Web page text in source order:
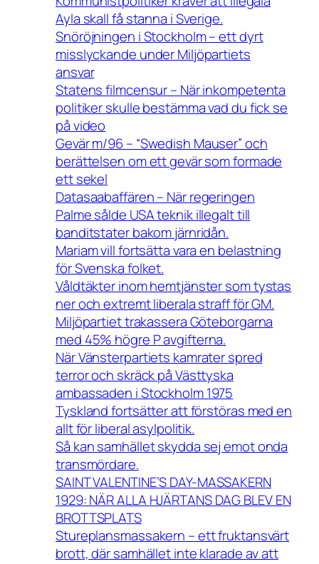
Ayla skall få stanna i Sverige.
Snöröjningen i Stockholm – ett dyrt
misslyckande under Miljöpartiets
ansvar
Statens filmcensur – När inkompetenta
politiker skulle bestämma vad du fick se
på video
Gevär m/96 – “Swedish Mauser” och
berättelsen om ett gevär som formade
ett sekel
Datasaabaffären – När regeringen
Palme sålde USA teknik illegalt till
banditstater bakom järnridån.
Mariam vill fortsätta vara en belastning
för Svenska folket.
Våldtäkter inom hemtjänster som tystas
ner och extremt liberala straff för GM.
Miljöpartiet trakassera Göteborgarna
med 45% högre P avgifterna.
När Vänsterpartiets kamrater spred
terror och skräck på Västtyska
ambassaden i Stockholm 1975
Tyskland fortsätter att förstöras med en
allt för liberal asylpolitik.
Så kan samhället skydda sej emot onda
transmördare.
SAINT VALENTINE’S DAY-MASSAKERN
1929: NÄR ALLA HJÄRTANS DAG BLEV EN
BROTTSPLATS
Stureplansmassakern – ett fruktansvärt
brott, där samhället inte klarade av att